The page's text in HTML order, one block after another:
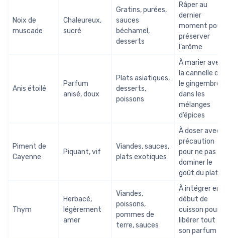
Noix de
muscade
Chaleureux,
sucré
Gratins, purées,
sauces
béchamel,
desserts
Râper au
dernier
moment pour
préserver
l’arôme
Anis étoilé
Parfum
anisé, doux
Plats asiatiques,
desserts,
poissons
À marier avec
la cannelle ou
le gingembre
dans les
mélanges
d’épices
Piment de
Cayenne
Piquant, vif
Viandes, sauces,
plats exotiques
À doser avec
précaution
pour ne pas
dominer le
goût du plat
Thym
Herbacé,
légèrement
amer
Viandes,
poissons,
pommes de
terre, sauces
À intégrer en
début de
cuisson pour
libérer tout
son parfum